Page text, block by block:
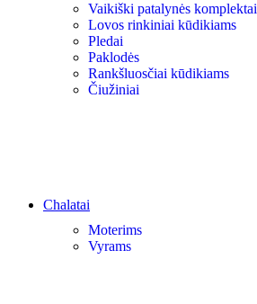
Vaikiški patalynės komplektai
Lovos rinkiniai kūdikiams
Pledai
Paklodės
Rankšluosčiai kūdikiams
Čiužiniai
Chalatai
Moterims
Vyrams